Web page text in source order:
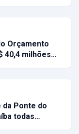
Orçamento
40,4 milhões…
Ponte do
todas…